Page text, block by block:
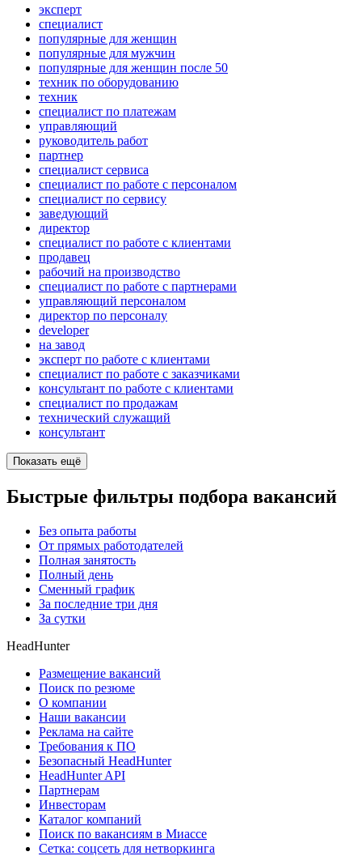
эксперт
специалист
популярные для женщин
популярные для мужчин
популярные для женщин после 50
техник по оборудованию
техник
специалист по платежам
управляющий
руководитель работ
партнер
специалист сервиса
специалист по работе с персоналом
специалист по сервису
заведующий
директор
специалист по работе с клиентами
продавец
рабочий на производство
специалист по работе с партнерами
управляющий персоналом
директор по персоналу
developer
на завод
эксперт по работе с клиентами
специалист по работе с заказчиками
консультант по работе с клиентами
специалист по продажам
технический служащий
консультант
Показать ещё
Быстрые фильтры подбора вакансий
Без опыта работы
От прямых работодателей
Полная занятость
Полный день
Сменный график
За последние три дня
За сутки
HeadHunter
Размещение вакансий
Поиск по резюме
О компании
Наши вакансии
Реклама на сайте
Требования к ПО
Безопасный HeadHunter
HeadHunter API
Партнерам
Инвесторам
Каталог компаний
Поиск по вакансиям в Миассе
Сетка: соцсеть для нетворкинга